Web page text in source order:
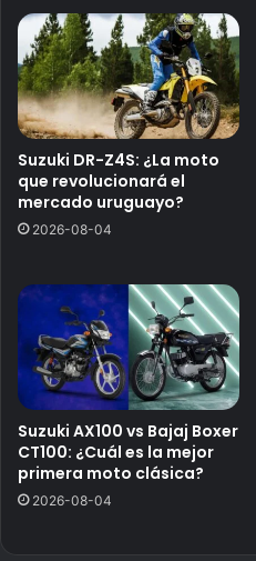
Suzuki DR-Z4S: ¿La moto
que revolucionará el
mercado uruguayo?
2026-08-04
Suzuki AX100 vs Bajaj Boxer
CT100: ¿Cuál es la mejor
primera moto clásica?
2026-08-04